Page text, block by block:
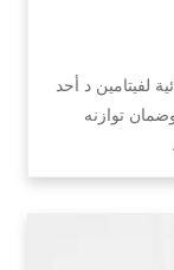
لفيتامين د أحد
توازنه